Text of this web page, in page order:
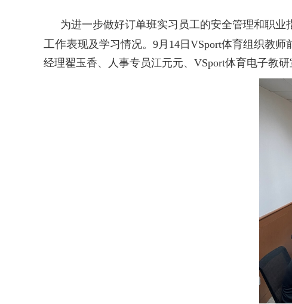
为进一步做好订单班实习员工的安全管理和职
工作表现及学习情况。 9月14日VSport体育组织教师
经理翟玉香、人事专员江元元、VSport体育电子教